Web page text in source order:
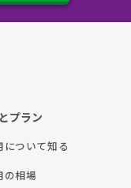
プラン
について知る
の相場